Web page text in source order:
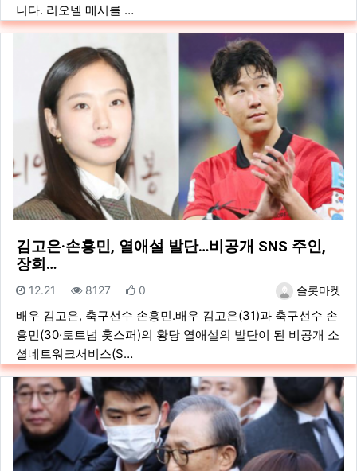
니다. 리오넬 메시를 …
김고은·손흥민, 열애설 발단…비공개 SNS 주인,
장희…
등록자슬롯마켓
등록일
12.21 조회
8127 추천
0
배우 김고은, 축구선수 손흥민.배우 김고은(31)과 축구선수 손
흥민(30·토트넘 훗스퍼)의 황당 열애설의 발단이 된 비공개 소
셜네트워크서비스(S…